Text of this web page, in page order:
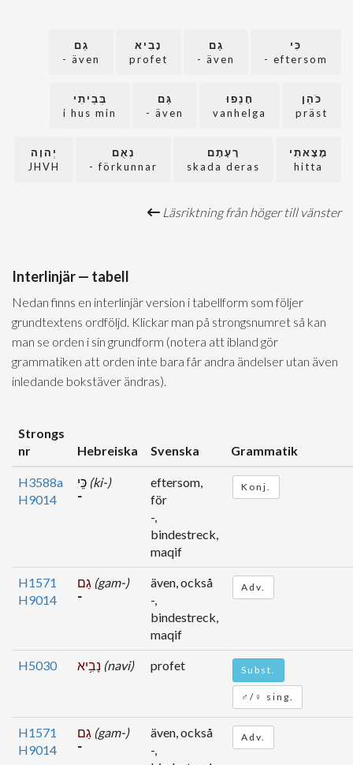
כִּי
eftersom -
גַם
även -
נָבִיא
profet
גַם
även -
כֹּהֵן
präst
חָנֵפוּ
vanhelga
גַּם
även -
בְּבֵיתִי
i hus min
מָצָאתִי
hitta
רָעָתָם
skada deras
נְאֻם
förkunnar -
יְהוָה
JHVH
Läsriktning från höger till vänster
Interlinjär — tabell
Nedan finns en interlinjär version i tabellform som följer
grundtextens ordföljd. Klickar man på strongsnumret så kan
man se orden i sin grundform (notera att ibland gör
grammatiken att orden inte bara får andra ändelser utan även
inledande bokstäver ändras).
Strongs
nr
Hebreiska Svenska Grammatik
H3588a
H9014
(ki-)
־
eftersom,
för
-,
bindestreck,
maqif
Konj.
H1571
H9014
(gam-)
־
även, också
-,
bindestreck,
maqif
Adv.
H5030 (navi) profet Subst.
♂/♀ sing.
H1571
H9014
(gam-)
־
även, också
-,
Adv.